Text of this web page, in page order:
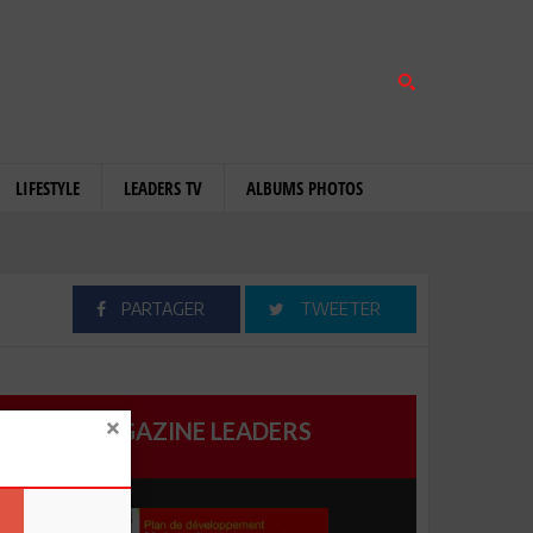
LIFESTYLE LEADERS TV ALBUMS PHOTOS
PARTAGER TWEETER
MAGAZINE LEADERS